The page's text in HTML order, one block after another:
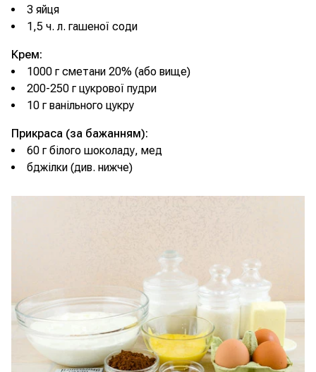
3 яйця
1,5 ч. л. гашеної соди
Крем:
1000 г сметани 20% (або вище)
200-250 г цукрової пудри
10 г ванільного цукру
Прикраса (за бажанням):
60 г білого шоколаду, мед
бджілки (див. нижче)